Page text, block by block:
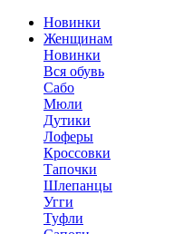
Новинки
Женщинам
Новинки
Вся обувь
Сабо
Мюли
Дутики
Лоферы
Кроссовки
Тапочки
Шлепанцы
Угги
Туфли